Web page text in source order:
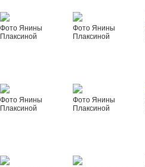
Фото Янины
Плаксиной
Фото Янины
Плаксиной
Фото Янины
Плаксиной
Фото Янины
Плаксиной